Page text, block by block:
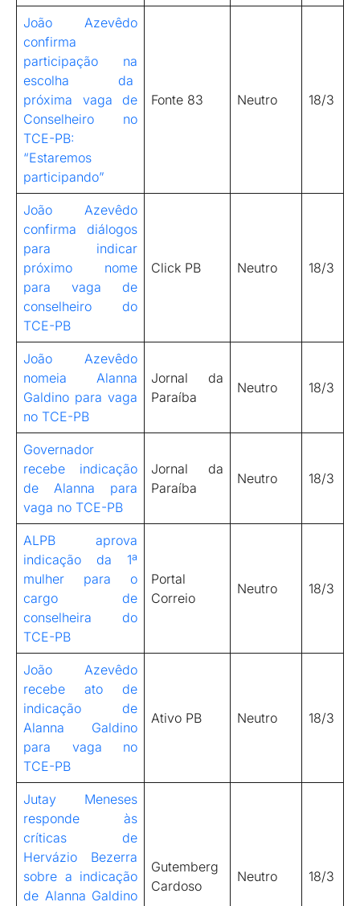
João Azevêdo
confirma
participação na
escolha da
próxima vaga de
Conselheiro no
TCE-PB:
“Estaremos
participando”
Fonte 83 Neutro 18/3
João Azevêdo
confirma diálogos
para indicar
próximo nome
para vaga de
conselheiro do
TCE-PB
Click PB Neutro 18/3
João Azevêdo
nomeia Alanna
Galdino para vaga
no TCE-PB
Jornal da
Paraíba
Neutro 18/3
Governador
recebe indicação
de Alanna para
vaga no TCE-PB
Jornal da
Paraíba
Neutro 18/3
ALPB aprova
indicação da 1ª
mulher para o
cargo de
conselheira do
TCE-PB
Portal
Correio
Neutro 18/3
João Azevêdo
recebe ato de
indicação de
Alanna Galdino
para vaga no
TCE-PB
Ativo PB Neutro 18/3
Jutay Meneses
responde às
críticas de
Hervázio Bezerra
sobre a indicação
de Alanna Galdino
Gutemberg
Cardoso
Neutro 18/3